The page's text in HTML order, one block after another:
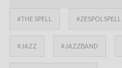
#THE SPELL #ZESPOLSPELL
#JAZZ #JAZZBAND